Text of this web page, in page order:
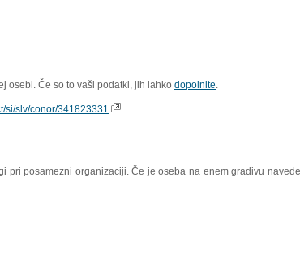
osebi. Če so to vaši podatki, jih lahko dopolnite.
si/slv/conor/341823331
pri posamezni organizaciji. Če je oseba na enem gradivu